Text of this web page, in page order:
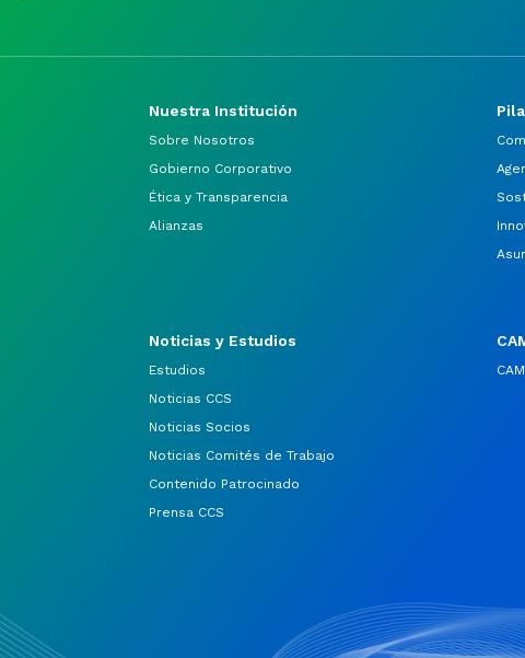
Nuestra Institución
Sobre Nosotros
Gobierno Corporativo
Ética y Transparencia
Alianzas
Noticias y Estudios
Estudios
Noticias CCS
Noticias Socios
Noticias Comités de Trabajo
Contenido Patrocinado
Prensa CCS